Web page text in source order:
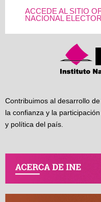
ACCEDE AL SITIO
NACIONAL
Contribuimos al desarrollo
la confianza y la
y política del país.